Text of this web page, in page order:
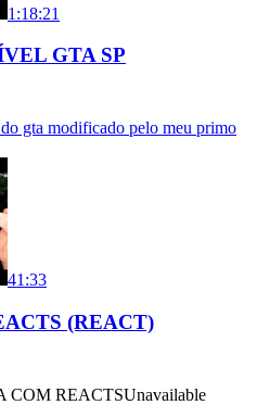
1:18:21
GTA SP
gta modificado pelo meu primo
41:33
(REACT)
COM REACTSUnavailable